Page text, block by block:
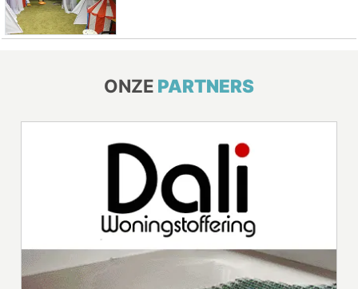
ONZE PARTNERS